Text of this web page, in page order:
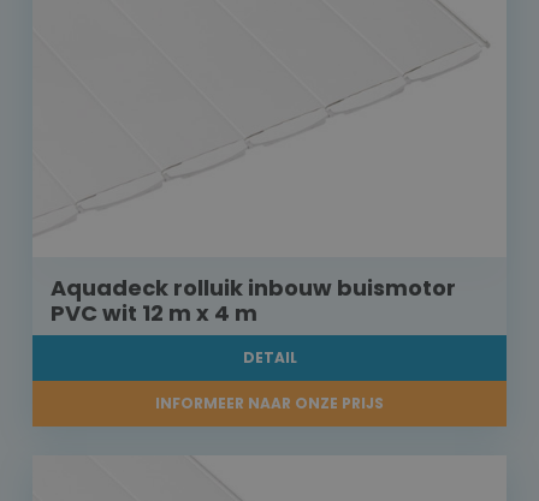
Aquadeck rolluik inbouw buismotor
PVC wit 12 m x 4 m
DETAIL
INFORMEER NAAR ONZE PRIJS